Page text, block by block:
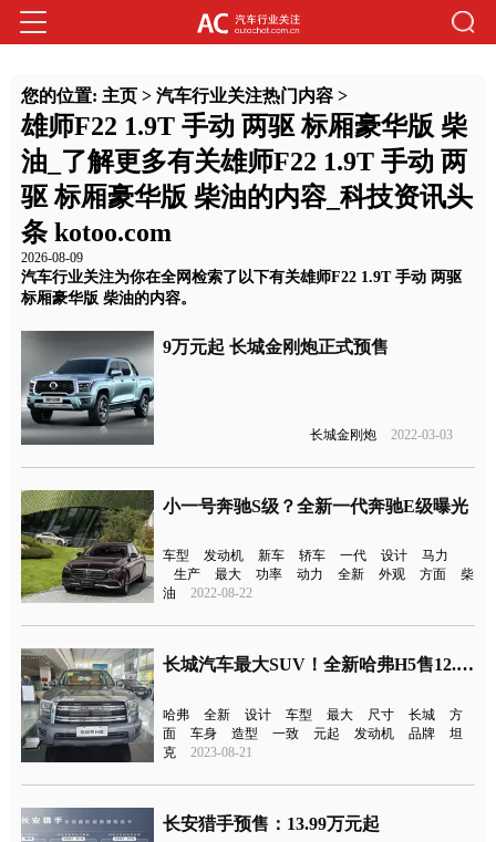
您的位置: 主页> 汽车行业关注热门内容>
雄师F22 1.9T 手动 两驱 标厢豪华版 柴
油_了解更多有关雄师F22 1.9T 手动 两
驱 标厢豪华版 柴油的内容_科技资讯头
条 kotoo.com
2026-08-09
汽车行业关注为你在全网检索了以下有关雄师F22 1.9T 手动 两驱
标厢豪华版 柴油的内容。
9万元起 长城金刚炮正式预售
长城金刚炮 2022-03-03
小一号奔驰S级？全新一代奔驰E级曝光
车型 发动机 新车 轿车 一代 设计
马力
生产
最大 功率 动力 全新 外观 方面
柴
油
2022-08-22
长城汽车最大SUV！全新哈弗H5售12.28万元起
哈弗 全新 设计 车型 最大 尺寸 长城
方
面
车身 造型 一致 元起 发动机 品牌
坦
克
2023-08-21
长安猎手预售：13.99万元起